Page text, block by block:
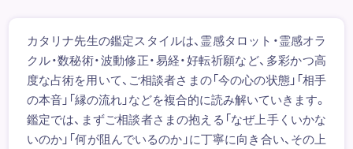
カタリナ先生の鑑定スタイルは、霊感タロット・霊感オラ
クル・数秘術・波動修正・易経・好転祈願など、多彩かつ高
度な占術を用いて、ご相談者さまの「今の心の状態」「相手
の本音」「縁の流れ」などを複合的に読み解いていきます。
鑑定では、まずご相談者さまの抱える「なぜ上手くいかな
いのか」「何が阻んでいるのか」に丁寧に向き合い、その上